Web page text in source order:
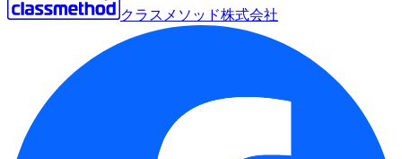
クラスメソッド株式会社